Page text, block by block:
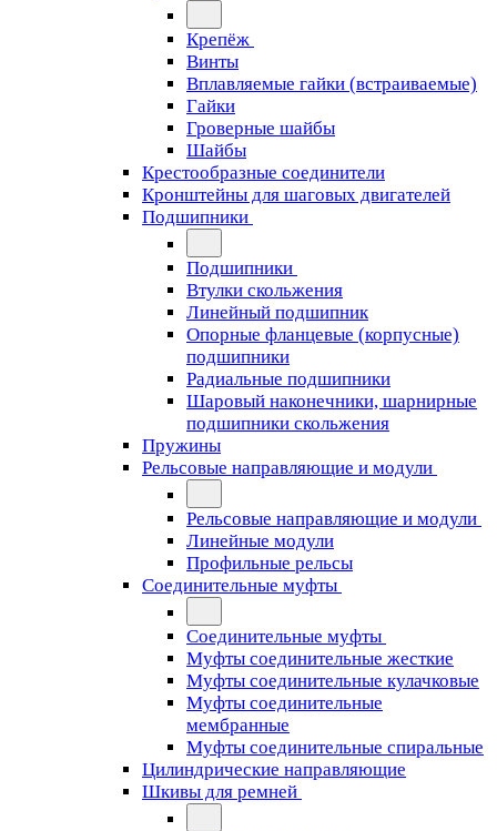
Крепёж
Винты
Вплавляемые гайки (встраиваемые)
Гайки
Гроверные шайбы
Шайбы
Крестообразные соединители
Кронштейны для шаговых двигателей
Подшипники
Подшипники
Втулки скольжения
Линейный подшипник
Опорные фланцевые (корпусные)
подшипники
Радиальные подшипники
Шаровый наконечники, шарнирные
подшипники скольжения
Пружины
Рельсовые направляющие и модули
Рельсовые направляющие и модули
Линейные модули
Профильные рельсы
Соединительные муфты
Соединительные муфты
Муфты соединительные жесткие
Муфты соединительные кулачковые
Муфты соединительные
мембранные
Муфты соединительные спиральные
Цилиндрические направляющие
Шкивы для ремней